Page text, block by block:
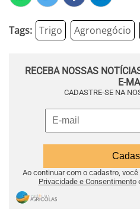
Tags: Trigo Agronegócio
RECEBA NOSSAS
E-
CADASTRE-SE NA
Ao continuar com o cadastro,
Privacidade e Consentimento